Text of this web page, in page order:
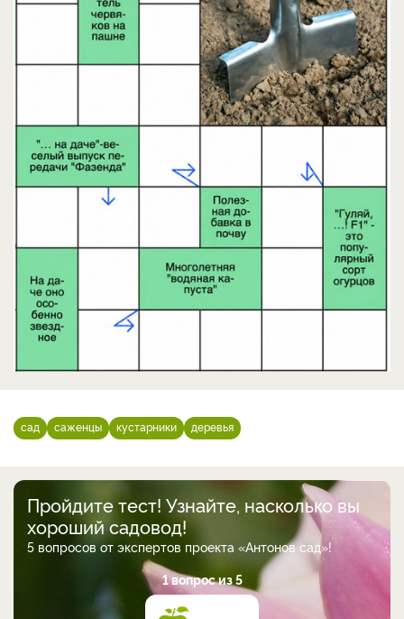
сад саженцы кустарники деревья
Пройдите тест! Узнайте, насколько вы
хороший садовод!
5 вопросов от экспертов проекта «Антонов сад»!
1 вопрос из 5